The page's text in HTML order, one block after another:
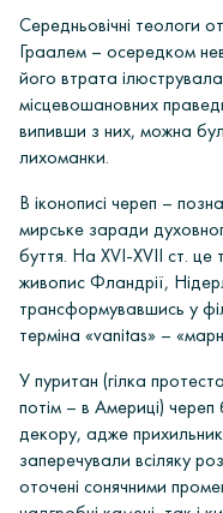
Середньовічні теологи
Граалем – осередком
його втрата
місцевошановних
випивши з них, можна
лихоманки.
В іконописі череп –
мирське заради
буття. На XVI-XVII ст. це
живопис Фландрії,
трансформувавшись у
терміна «vanitas» –
У пуритан (гілка
потім – в Америці) череп
декору, адже
заперечували всіляку
оточені сонячними